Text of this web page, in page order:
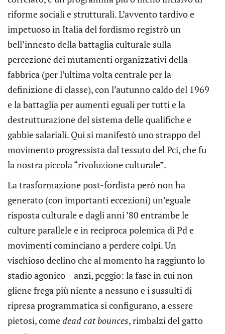
riforme sociali e strutturali. L’avvento tardivo e
impetuoso in Italia del fordismo registrò un
bell’innesto della battaglia culturale sulla
percezione dei mutamenti organizzativi della
fabbrica (per l’ultima volta centrale per la
definizione di classe), con l’autunno caldo del 1969
e la battaglia per aumenti eguali per tutti e la
destrutturazione del sistema delle qualifiche e
gabbie salariali. Qui si manifestò uno strappo del
movimento progressista dal tessuto del Pci, che fu
la nostra piccola “rivoluzione culturale”.
La trasformazione post-fordista però non ha
generato (con importanti eccezioni) un’eguale
risposta culturale e dagli anni ’80 entrambe le
culture parallele e in reciproca polemica di Pd e
movimenti cominciano a perdere colpi. Un
vischioso declino che al momento ha raggiunto lo
stadio agonico – anzi, peggio: la fase in cui non
gliene frega più niente a nessuno e i sussulti di
ripresa programmatica si configurano, a essere
pietosi, comedead cat bounces, rimbalzi del gatto